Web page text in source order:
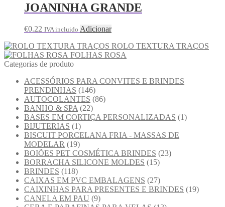
JOANINHA GRANDE
€0.22 IVA incluido Adicionar
ROLO TEXTURA TRAÇOS
FOLHAS ROSA
Categorias de produto
ACESSÓRIOS PARA CONVITES E BRINDES
PRENDINHAS (146)
AUTOCOLANTES (86)
BANHO & SPA (22)
BASES EM CORTIÇA PERSONALIZADAS (1)
BIJUTERIAS (1)
BISCUIT PORCELANA FRIA - MASSAS DE
MODELAR (19)
BOIÕES PET COSMÉTICA BRINDES (23)
BORRACHA SILICONE MOLDES (15)
BRINDES (118)
CAIXAS EM PVC EMBALAGENS (27)
CAIXINHAS PARA PRESENTES E BRINDES (19)
CANELA EM PAU (9)